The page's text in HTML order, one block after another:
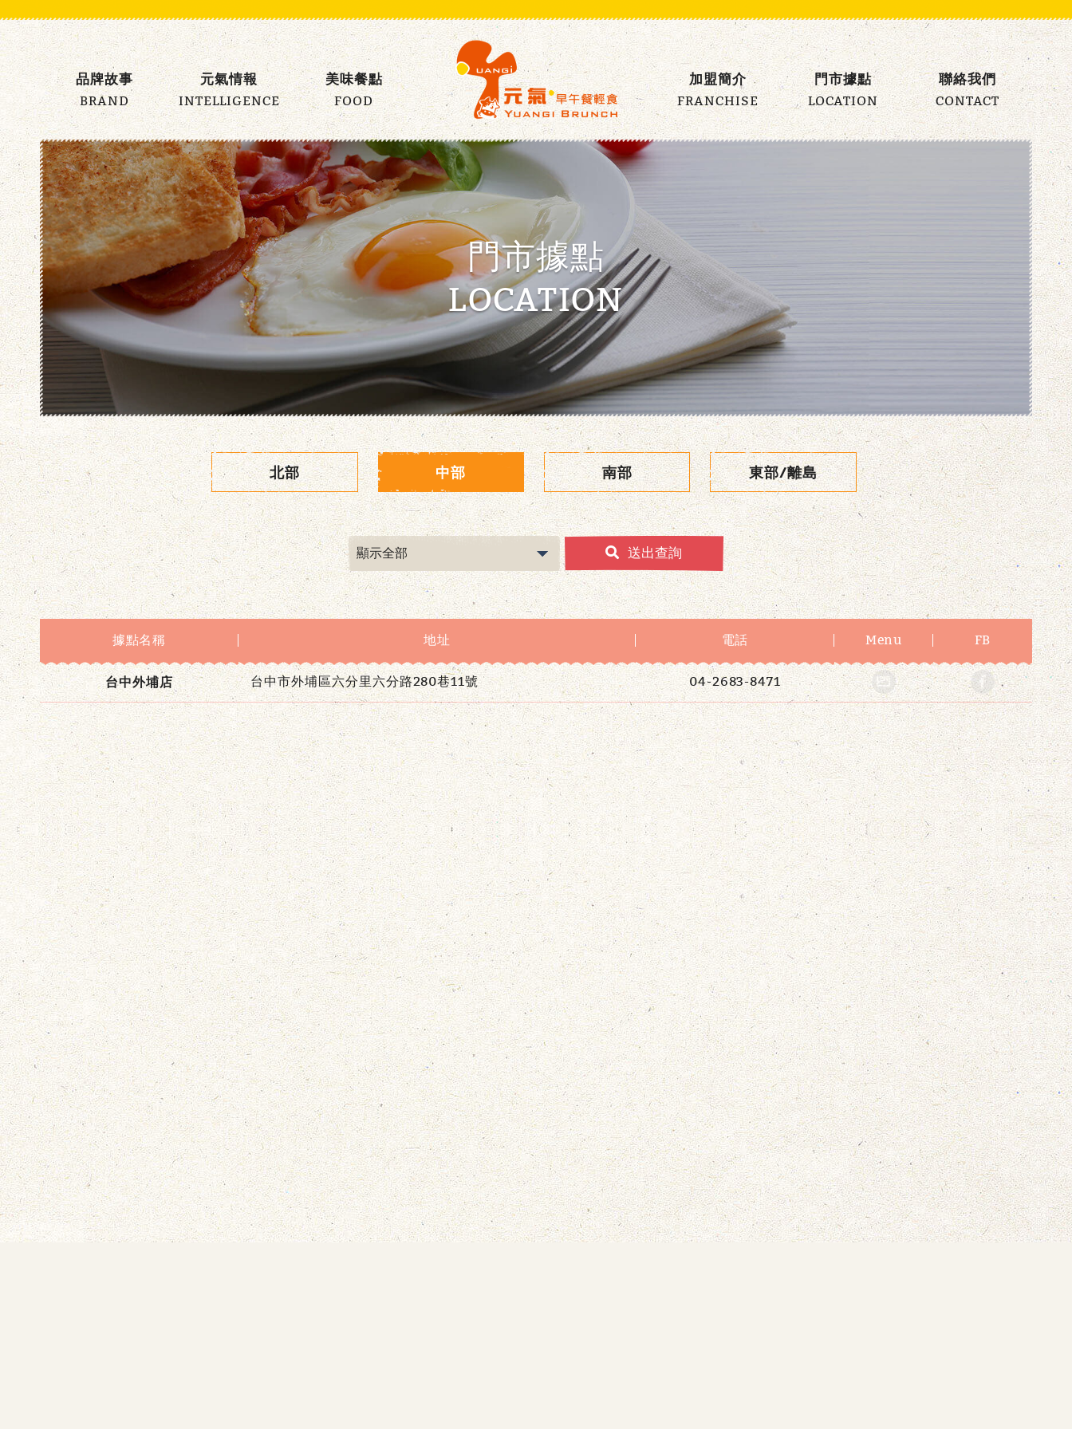
元
氣
早
午
餐
主
選
單
品牌故事
BRAND
元氣情報
INTELLIGENCE
美味餐點
FOOD
加盟簡介
FRANCHISE
門市據點
LOCATION
聯絡我們
CONTACT
門市據點
LOCATION
北部 中部 南部 東部/離島
送出查詢
據點名稱 地址 電話 Menu FB
台中外埔店 台中市外埔區六分里六分路280巷11號 04-2683-8471